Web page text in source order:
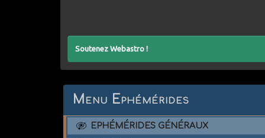
Soutenez Webastro !
Menu Ephémérides
EPHÉMÉRIDES GÉNÉRAUX